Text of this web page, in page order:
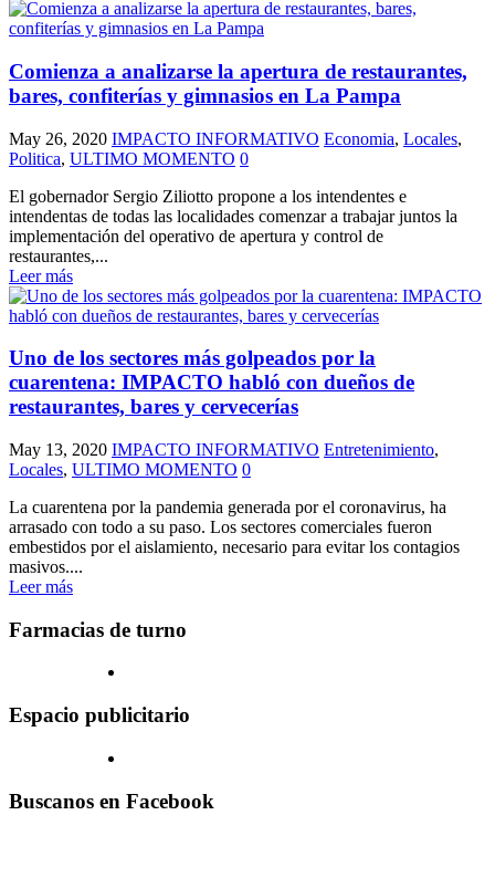
Comienza a analizarse la apertura de restaurantes,
bares, confiterías y gimnasios en La Pampa
May 26, 2020 IMPACTO INFORMATIVO Economia, Locales,
Politica, ULTIMO MOMENTO 0
El gobernador Sergio Ziliotto propone a los intendentes e
intendentas de todas las localidades comenzar a trabajar juntos la
implementación del operativo de apertura y control de
restaurantes,...
Leer más
Uno de los sectores más golpeados por la
cuarentena: IMPACTO habló con dueños de
restaurantes, bares y cervecerías
May 13, 2020 IMPACTO INFORMATIVO Entretenimiento,
Locales, ULTIMO MOMENTO 0
La cuarentena por la pandemia generada por el coronavirus, ha
arrasado con todo a su paso. Los sectores comerciales fueron
embestidos por el aislamiento, necesario para evitar los contagios
masivos....
Leer más
Farmacias de turno
Espacio publicitario
Buscanos en Facebook